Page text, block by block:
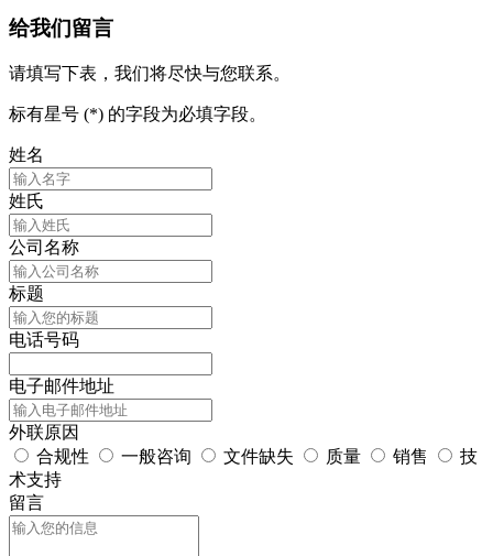
给我们留言
请填写下表，我们将尽快与您联系。
标有星号 (*) 的字段为必填字段。
姓名
姓氏
公司名称
标题
电话号码
电子邮件地址
外联原因
合规性
一般咨询 文件缺失 质量 销售
技
术支持
留言